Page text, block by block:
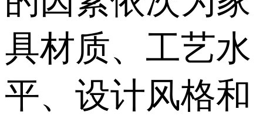
具材质、工艺水
平、设计风格和